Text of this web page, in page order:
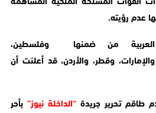
عدم رؤيته.
العربية من ضمنها وفلسطين،
وقطر، والأردن، قد أعلنت أن
طاقم تحرير جريدة“الداخلة نيوز” بأحر